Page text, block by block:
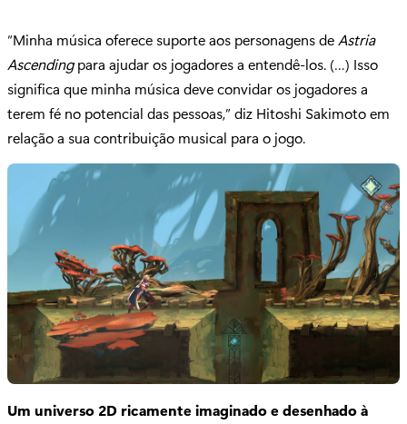
“Minha música oferece suporte aos personagens deAstria
Ascendingpara ajudar os jogadores a entendê-los. (…) Isso
significa que minha música deve convidar os jogadores a
terem fé no potencial das pessoas,” diz Hitoshi Sakimoto em
relação a sua contribuição musical para o jogo.
Um universo 2D ricamente imaginado e desenhado à